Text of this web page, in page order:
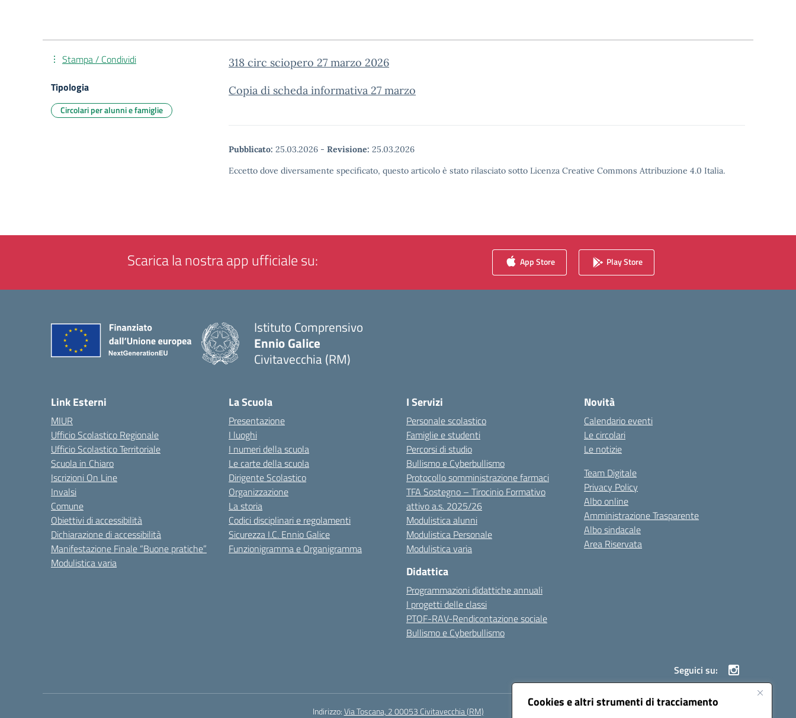
Cookies e altri strumenti di tracciamento
318 circ sciopero 27 marzo 2026
Copia di scheda informativa 27 marzo
Pubblicato: 25.03.2026 - Revisione: 25.03.2026
Eccetto dove diversamente specificato, questo articolo è stato rilasciato sotto Licenza Creative Commons Attribuzione 4.0 Italia.
Stampa / Condividi
Tipologia
Circolari per alunni e famiglie
Scarica la nostra app ufficiale su: App Store Play Store
Istituto Comprensivo
Ennio Galice
Civitavecchia (RM)
Link Esterni
MIUR
Ufficio Scolastico Regionale
Ufficio Scolastico Territoriale
Scuola in Chiaro
Iscrizioni On Line
Invalsi
Comune
Obiettivi di accessibilità
Dichiarazione di accessibilità
Manifestazione Finale “Buone pratiche”
Modulistica varia
La Scuola
Presentazione
I luoghi
I numeri della scuola
Le carte della scuola
Dirigente Scolastico
Organizzazione
La storia
Codici disciplinari e regolamenti
Sicurezza I.C. Ennio Galice
Funzionigramma e Organigramma
I Servizi
Personale scolastico
Famiglie e studenti
Percorsi di studio
Bullismo e Cyberbullismo
Protocollo somministrazione farmaci
TFA Sostegno – Tirocinio Formativo
attivo a.s. 2025/26
Modulistica alunni
Modulistica Personale
Modulistica varia
Didattica
Programmazioni didattiche annuali
I progetti delle classi
PTOF-RAV-Rendicontazione sociale
Bullismo e Cyberbullismo
Novità
Calendario eventi
Le circolari
Le notizie
Team Digitale
Privacy Policy
Albo online
Amministrazione Trasparente
Albo sindacale
Area Riservata
Seguici su:
Indirizzo:Via Toscana, 2 00053 Civitavecchia (RM)